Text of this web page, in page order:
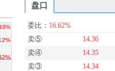
盘口
委比： 16.62%
卖⑤
14.36
卖④
14.35
卖③
14.34